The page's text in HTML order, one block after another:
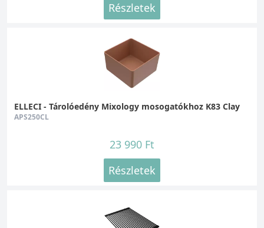
Részletek
ELLECI - Tárolóedény Mixology mosogatókhoz K83 Clay
APS250CL
23 990 Ft
Részletek